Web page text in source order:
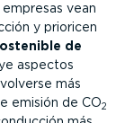
vean
y prioricen
de
aspectos
más
emisión de CO2